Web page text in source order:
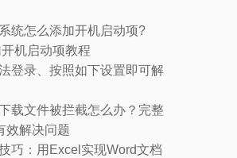
统怎么添加开机启动项?
机启动项教程
登录、按照如下设置即可解
载文件被拦截怎么办？完整
效解决问题
巧：用Excel实现Word文档